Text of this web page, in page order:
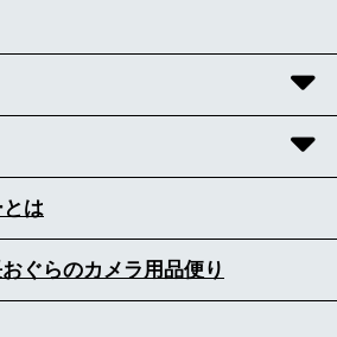
は
ぐらのカメラ用品便り